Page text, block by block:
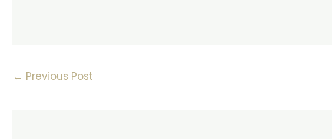
← Previous Post